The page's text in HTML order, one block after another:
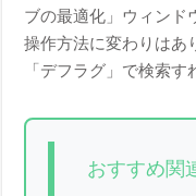
ブの最適化」ウィンド
操作方法に変わりはあ
「デフラグ」で検索
おすすめ関